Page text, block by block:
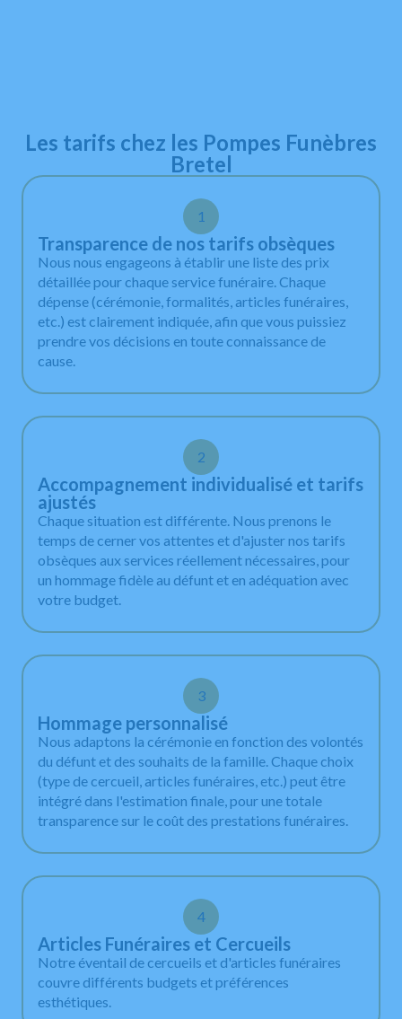
Les tarifs chez les Pompes Funèbres
Bretel
1
Transparence de nos tarifs obsèques
Nous nous engageons à établir une liste des prix
détaillée pour chaque service funéraire. Chaque
dépense (cérémonie, formalités, articles funéraires,
etc.) est clairement indiquée, afin que vous puissiez
prendre vos décisions en toute connaissance de
cause.
2
Accompagnement individualisé et tarifs
ajustés
Chaque situation est différente. Nous prenons le
temps de cerner vos attentes et d'ajuster nos tarifs
obsèques aux services réellement nécessaires, pour
un hommage fidèle au défunt et en adéquation avec
votre budget.
3
Hommage personnalisé
Nous adaptons la cérémonie en fonction des volontés
du défunt et des souhaits de la famille. Chaque choix
(type de cercueil, articles funéraires, etc.) peut être
intégré dans l'estimation finale, pour une totale
transparence sur le coût des prestations funéraires.
4
Articles Funéraires et Cercueils
Notre éventail de cercueils et d'articles funéraires
couvre différents budgets et préférences
esthétiques.